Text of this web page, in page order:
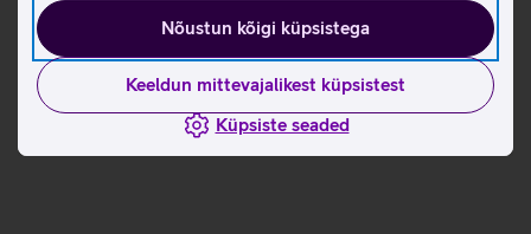
Nõustun kõigi küpsistega
Keeldun mittevajalikest küpsistest
Küpsiste seaded